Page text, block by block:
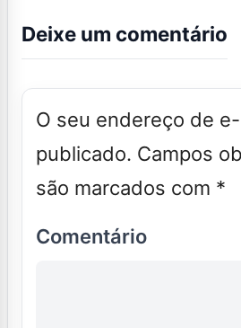
Deixe um comentário
O seu endereço de
publicado. Campos
são marcados com *
Comentário